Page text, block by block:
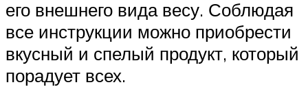
его внешнего вида весу. Соблюдая
все инструкции можно приобрести
вкусный и спелый продукт, который
порадует всех.